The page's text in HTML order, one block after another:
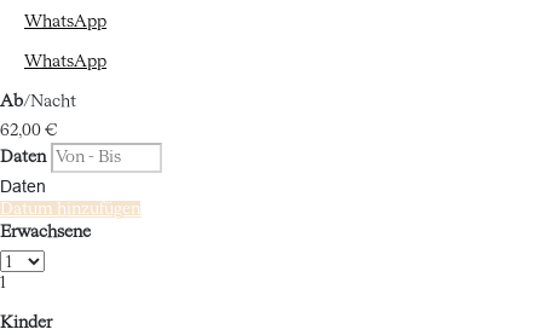
WhatsApp
WhatsApp
Ab/Nacht
62,00 €
Daten
Daten
Datum hinzufügen
Erwachsene
1
Kinder